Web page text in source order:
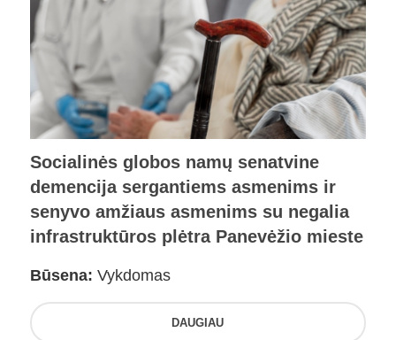
Socialinės globos namų senatvine
demencija sergantiems asmenims ir
senyvo amžiaus asmenims su negalia
infrastruktūros plėtra Panevėžio mieste
Būsena: Vykdomas
DAUGIAU